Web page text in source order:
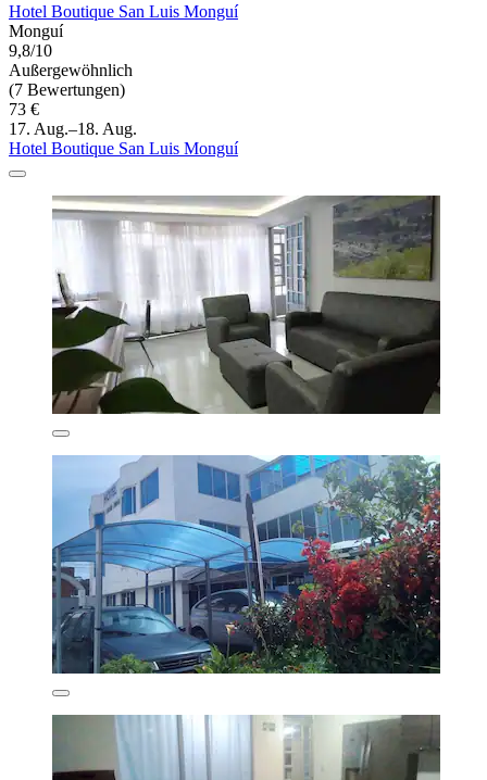
Hotel Boutique San Luis Monguí
Monguí
9,8/10
Außergewöhnlich
(7 Bewertungen)
73 €
17. Aug.–18. Aug.
Hotel Boutique San Luis Monguí